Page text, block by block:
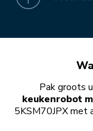
Pak groots
keukenrobot
5KSM70JPX met